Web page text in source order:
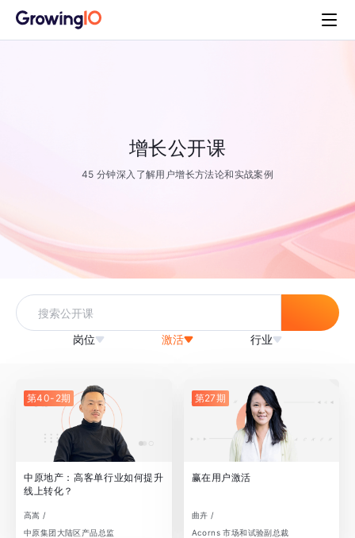
增长公开课
45 分钟深入了解用户增长方法论和实战案例
岗位 激活 行业
第40-2期
中原地产：高客单行业如何提升
线上转化？
高嵩 /
中原集团大陆区产品总监
第27期
赢在用户激活
曲卉 /
Acorns 市场和试验副总裁